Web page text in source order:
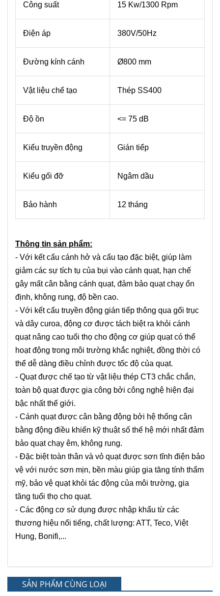
Công suất 15 Kw/1300 Rpm
Điện áp 380V/50Hz
Đường kính cánh Ø800 mm
Vật liệu chế tạo Thép SS400
Độ ồn <= 75 dB
Kiểu truyền động Gián tiếp
Kiểu gối đỡ Ngâm dầu
Bảo hành 12 tháng
Thông tin sản phẩm:
- Với kết cấu cánh hở và cấu tạo đặc biệt, giúp làm
giảm các sự tích tụ của bụi vào cánh quạt, hạn chế
gây mất cân bằng cánh quạt, đảm bảo quạt chạy ổn
định, không rung, độ bền cao.
- Với kết cấu truyền động gián tiếp thông qua gối trục
và dây curoa, động cơ được tách biệt ra khỏi cánh
quạt nâng cao tuổi thọ cho động cơ giúp quạt có thể
hoạt động trong môi trường khắc nghiệt, đồng thời có
thể dễ dàng điều chỉnh được tốc độ của quạt.
- Quạt được chế tạo từ vật liệu thép CT3 chắc chắn,
toàn bộ quạt được gia công bởi công nghệ hiện đại
bậc nhất thế giới.
- Cánh quạt được cân bằng động bởi hệ thống cân
bằng động điều khiển kỹ thuật số thế hệ mới nhất đảm
bảo quạt chạy êm, không rung.
- Đặc biệt toàn thân và vỏ quạt được sơn tĩnh điện bảo
vệ với nước sơn mịn, bền màu giúp gia tăng tính thẩm
mỹ, bảo vệ quạt khỏi tác động của môi trường, gia
tăng tuổi thọ cho quạt.
- Các động cơ sử dụng được nhập khẩu từ các
thương hiệu nổi tiếng, chất lượng: ATT, Teco, Việt
Hung, Bonifi,...
SẢN PHẨM CÙNG LOẠI